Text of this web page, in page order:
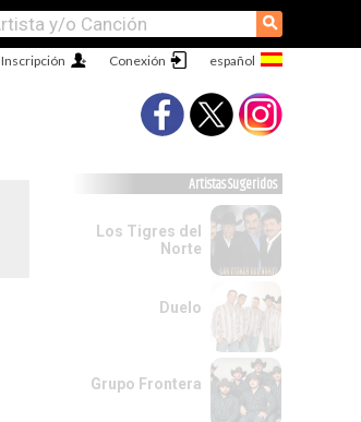
⚲
Conexión
Inscripción
Artistas Sugeridos
Los Tigres del
Norte
Duelo
Grupo Frontera